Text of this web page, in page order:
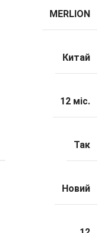
MERLION
Китай
12 міс.
Так
Новий